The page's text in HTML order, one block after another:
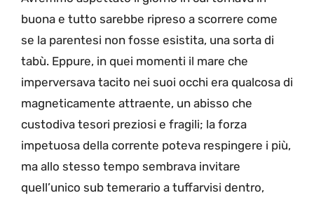
buona e tutto sarebbe ripreso a scorrere come
se la parentesi non fosse esistita, una sorta di
tabù. Eppure, in quei momenti il mare che
imperversava tacito nei suoi occhi era qualcosa di
magneticamente attraente, un abisso che
custodiva tesori preziosi e fragili; la forza
impetuosa della corrente poteva respingere i più,
ma allo stesso tempo sembrava invitare
quell’unico sub temerario a tuffarvisi dentro,